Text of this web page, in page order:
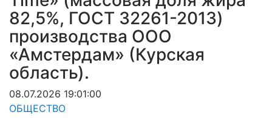
82,5%, ГОСТ 32261-2013)
производства ООО
«Амстердам» (Курская
область).
08.07.2026 19:01:00
ОБЩЕСТВО